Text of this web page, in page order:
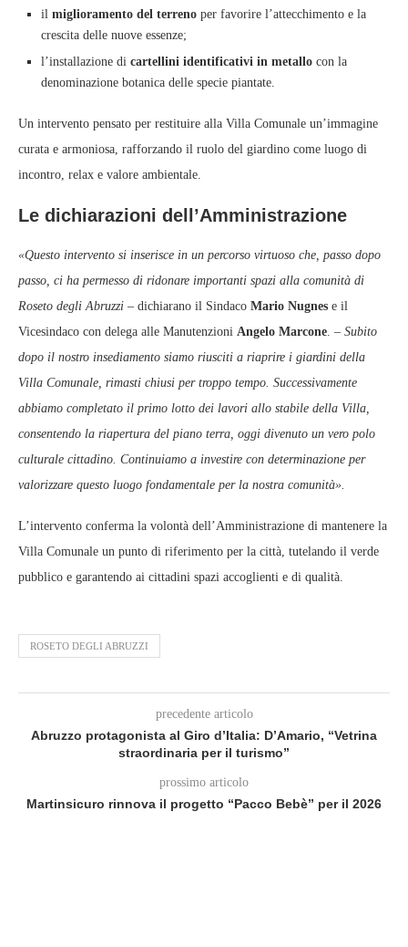
il miglioramento del terreno per favorire l’attecchimento e la
crescita delle nuove essenze;
l’installazione di cartellini identificativi in metallo con la
denominazione botanica delle specie piantate.
Un intervento pensato per restituire alla Villa Comunale un’immagine
curata e armoniosa, rafforzando il ruolo del giardino come luogo di
incontro, relax e valore ambientale.
Le dichiarazioni dell’Amministrazione
«Questo intervento si inserisce in un percorso virtuoso che, passo dopo
passo, ci ha permesso di ridonare importanti spazi alla comunità di
Roseto degli Abruzzi – dichiarano il Sindaco Mario Nugnes e il
Vicesindaco con delega alle Manutenzioni Angelo Marcone. – Subito
dopo il nostro insediamento siamo riusciti a riaprire i giardini della
Villa Comunale, rimasti chiusi per troppo tempo. Successivamente
abbiamo completato il primo lotto dei lavori allo stabile della Villa,
consentendo la riapertura del piano terra, oggi divenuto un vero polo
culturale cittadino. Continuiamo a investire con determinazione per
valorizzare questo luogo fondamentale per la nostra comunità».
L’intervento conferma la volontà dell’Amministrazione di mantenere la
Villa Comunale un punto di riferimento per la città, tutelando il verde
pubblico e garantendo ai cittadini spazi accoglienti e di qualità.
ROSETO DEGLI ABRUZZI
precedente articolo
Abruzzo protagonista al Giro d’Italia: D’Amario, “Vetrina
straordinaria per il turismo”
prossimo articolo
Martinsicuro rinnova il progetto “Pacco Bebè” per il 2026